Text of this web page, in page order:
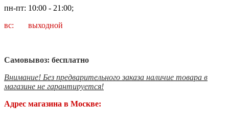
пн-пт: 10:00 - 21:00;
вс: выходной
Самовывоз: бесплатно
Внимание! Без предварительного заказа наличие товара в
магазине не гарантируется!
Адрес магазина в Москве: